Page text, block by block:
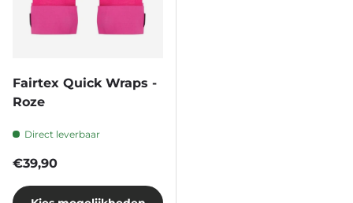
Fairtex Quick Wraps -
Roze
Direct leverbaar
Reguliere prijs
€39,90